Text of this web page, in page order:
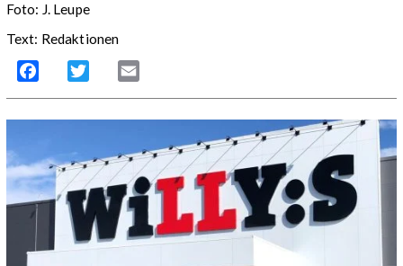
Foto: J. Leupe
Text: Redaktionen
Facebook Twitter